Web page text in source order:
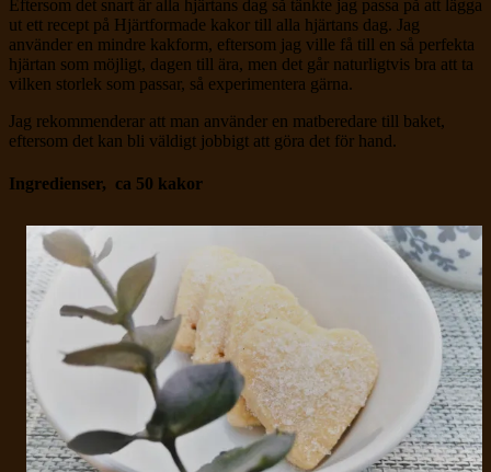
Eftersom det snart är alla hjärtans dag så tänkte jag passa på att lägga
ut ett recept på Hjärtformade kakor till alla hjärtans dag. Jag
använder en mindre kakform, eftersom jag ville få till en så perfekta
hjärtan som möjligt, dagen till ära, men det går naturligtvis bra att ta
vilken storlek som passar, så experimentera gärna.
Jag rekommenderar att man använder en matberedare till baket,
eftersom det kan bli väldigt jobbigt att göra det för hand.
Ingredienser, ca 50 kakor